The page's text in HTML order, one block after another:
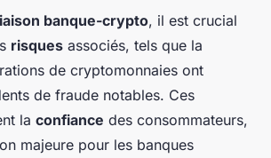
banque-crypto, il est crucial
risques associés, tels que la
de cryptomonnaies ont
de fraude notables. Ces
la confiance des consommateurs,
majeure pour les banques